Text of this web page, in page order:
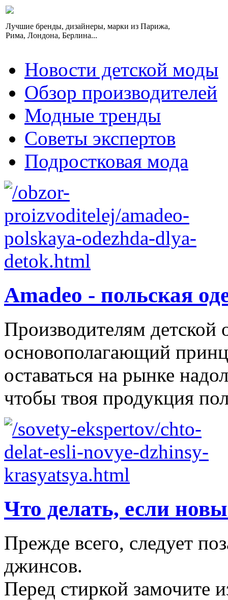
Лучшие бренды, дизайнеры, марки из Парижа,
Рима, Лондона, Берлина...
Новости детской моды
Обзор производителей
Модные тренды
Советы экспертов
Подростковая мода
Amadeo - польская
Производителям детской
основополагающий
оставаться на рынке
чтобы твоя продукция
Что делать, если
Прежде всего, следует
джинсов.
Перед стиркой замочите